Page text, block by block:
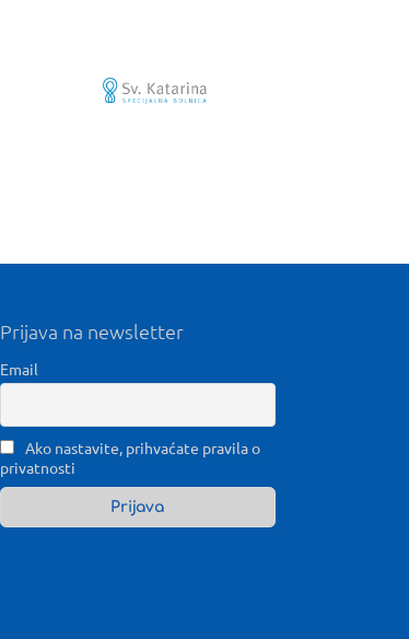
Prijava na newsletter
Email
Ako nastavite, prihvaćate pravila o
privatnosti